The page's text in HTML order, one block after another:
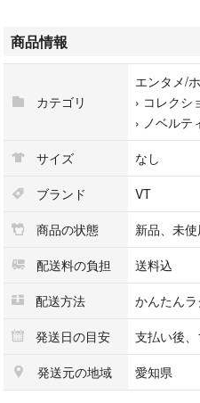
商品情報
カテゴリ
エンタメ/
› コレクシ
› ノベルテ
サイズ
なし
ブランド
VT
商品の状態
新品、未使
配送料の負担
送料込
配送方法
かんたん
発送日の目安
支払い後
発送元の地域
愛知県